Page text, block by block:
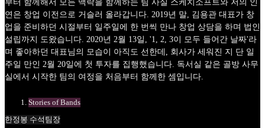
부터 함께해서 모든 맥락을 함께하는 팀 사실 스케치소프트와 저의 인
연은 창업 이전으로 거슬러 올라갑니다. 2019년 말, 김용관 대표가 창
업을 준비하던 시절부터 일주일에 한 번씩 만나 창업 상담을 하며 법인
설립까지 도왔습니다. 2020년 2월 13일, '1, 2, 3이 모두 들어간 날짜'라
며 좋아하던 대표님의 모습이 아직도 선한데, 회사가 세워진 지 단 일
주일 만인 2월 20일에 첫 투자를 집행했습니다. 독서실 같은 골방 사무
실에서 시작한 팀의 여정을 처음부터 함께한 셈입니다.
Stories of Bands
한정봉 수석팀장